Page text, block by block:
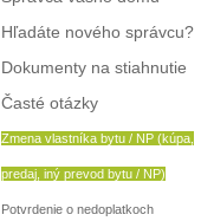
Hľadáte nového správcu?
Dokumenty na stiahnutie
Časté otázky
Zmena vlastníka bytu / NP (kúpa,
predaj, iný prevod bytu / NP)
Potvrdenie o nedoplatkoch